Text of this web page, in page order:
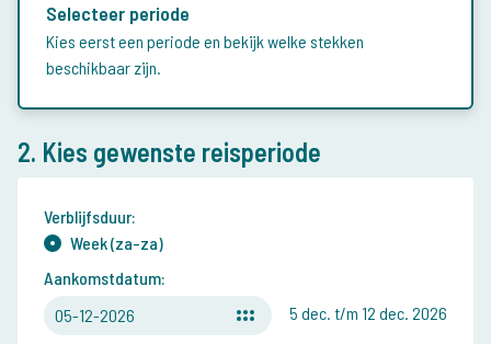
Selecteer periode
Kies eerst een periode en bekijk welke stekken
beschikbaar zijn.
2. Kies gewenste reisperiode
Verblijfsduur:
Week (za-za)
Aankomstdatum:
05-12-2026
5 dec. t/m 12 dec. 2026